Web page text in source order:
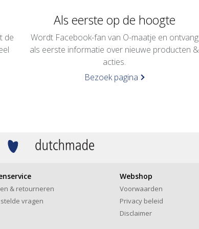
de
Als eerste op de hoogte
Wordt Facebook-fan van O-maatje en ontvang
als eerste informatie over nieuwe producten &
acties.
Bezoek pagina
& retourneren
vragen
Webshop
Voorwaarden
Privacy beleid
Disclaimer